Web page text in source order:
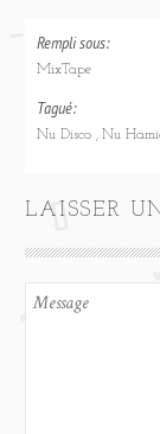
Rempli sous:
MixTape
Tagué:
Nu Disco Nu
LAISSER